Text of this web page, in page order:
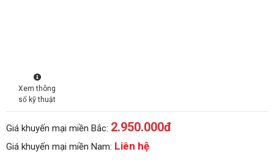
Xem thông
số kỹ thuật
Giá khuyến mại miền Bắc: 2.950.000đ
Giá khuyến mại miền Nam: Liên hệ